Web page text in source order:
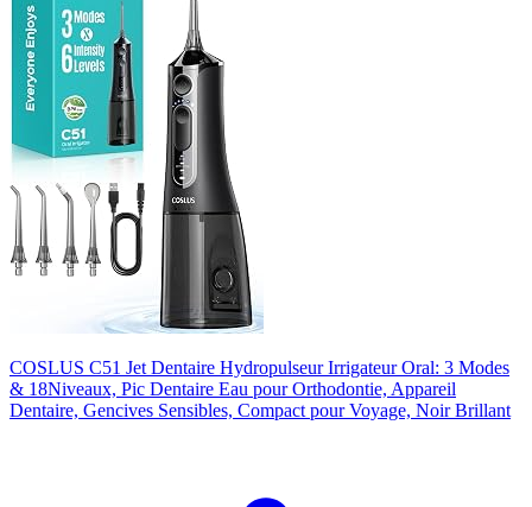
COSLUS C51 Jet Dentaire Hydropulseur Irrigateur Oral: 3 Modes
& 18Niveaux, Pic Dentaire Eau pour Orthodontie, Appareil
Dentaire, Gencives Sensibles, Compact pour Voyage, Noir Brillant